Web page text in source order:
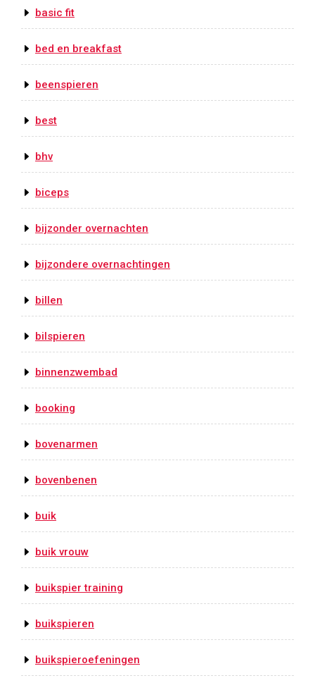
basic fit
bed en breakfast
beenspieren
best
bhv
biceps
bijzonder overnachten
bijzondere overnachtingen
billen
bilspieren
binnenzwembad
booking
bovenarmen
bovenbenen
buik
buik vrouw
buikspier training
buikspieren
buikspieroefeningen